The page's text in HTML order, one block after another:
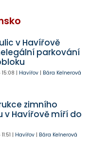
v Havířově
parkování
15:08 | Havířov| Bára Kelnerová
zimního
v Havířově míří do
11:51 | Havířov| Bára Kelnerová